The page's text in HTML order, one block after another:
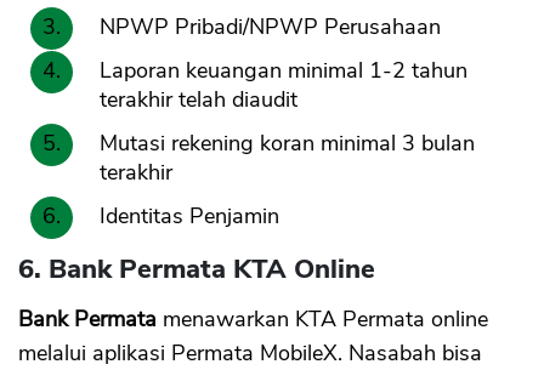
NPWP Pribadi/NPWP Perusahaan
Laporan keuangan minimal 1-2 tahun
terakhir telah diaudit
Mutasi rekening koran minimal 3 bulan
terakhir
Identitas Penjamin
6. Bank Permata KTA Online
Bank Permata menawarkan KTA Permata online
melalui aplikasi Permata MobileX. Nasabah bisa